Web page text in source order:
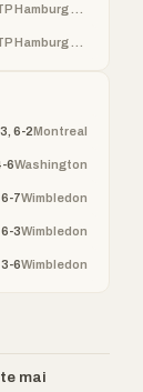
6-2Montreal
6Washington
7Wimbledon
3Wimbledon
6Wimbledon
mai